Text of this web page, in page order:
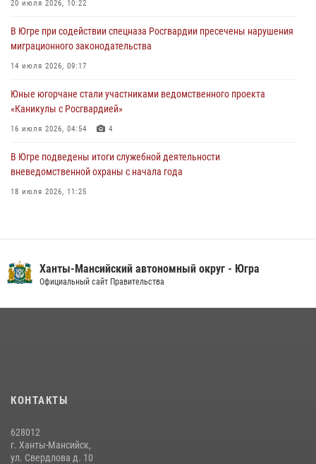
06 августа 2026, 09:07 2 1
Урайский отдел вневедомственной охраны Росгвардии отмечает
05 августа 2026, 12:01 3
20 июля 2026, 10:22
В Югре при содействии спецназа Росгвардии пресечены нарушения
миграционного законодательства
14 июля 2026, 09:17
Юные югорчане стали участниками ведомственного проекта
«Каникулы с Росгвардией»
16 июля 2026, 04:54 4
В Югре подведены итоги служебной деятельности
вневедомственной охраны с начала года
18 июля 2026, 11:25
На Урале Росгвардия провела дни открытых дверей и
11 июля 2026, 12:26
Ханты-Мансийский автономный округ - Югра
Официальный сайт Правительства
КОНТАКТЫ
628012
г. Ханты-Мансийск,
ул. Свердлова д. 10